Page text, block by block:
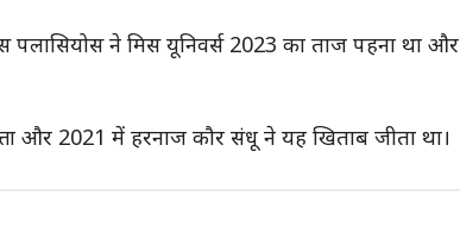
पलासियोस ने मिस यूनिवर्स 2023 का ताज पहना था और
और 2021 में हरनाज कौर संधू ने यह खिताब जीता था।